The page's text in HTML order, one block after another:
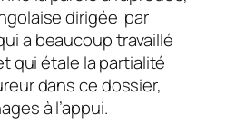
dirigée par
a beaucoup travaillé
qui étale la partialité
dans ce dossier,
à l’appui.